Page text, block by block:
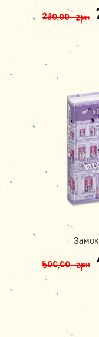
280,00грн
500,00грн